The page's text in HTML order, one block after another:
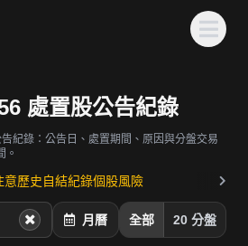
處置股公告紀錄
紀錄：公告日、處置期間、原因與分盤交易
。
意歷史自結紀錄個股風險
月曆 全部 20 分盤